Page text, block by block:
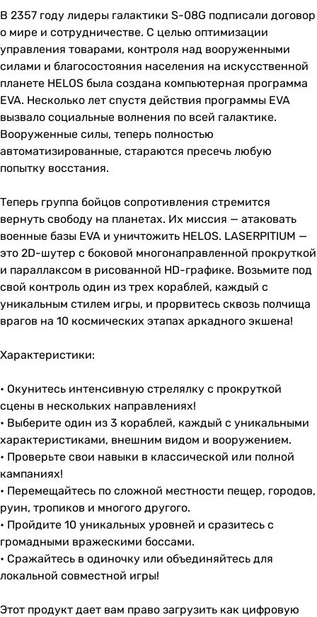
В 2357 году лидеры галактики S-08G подписали договор
о мире и сотрудничестве. С целью оптимизации
управления товарами, контроля над вооруженными
силами и благосостояния населения на искусственной
планете HELOS была создана компьютерная программа
EVA. Несколько лет спустя действия программы EVA
вызвало социальные волнения по всей галактике.
Вооруженные силы, теперь полностью
автоматизированные, стараются пресечь любую
попытку восстания.
Теперь группа бойцов сопротивления стремится
вернуть свободу на планетах. Их миссия — атаковать
военные базы EVA и уничтожить HELOS. LASERPITIUM —
это 2D-шутер с боковой многонаправленной прокруткой
и параллаксом в рисованной HD-графике. Возьмите под
свой контроль один из трех кораблей, каждый с
уникальным стилем игры, и прорвитесь сквозь полчища
врагов на 10 космических этапах аркадного экшена!
Характеристики:
• Окунитесь интенсивную стрелялку с прокруткой
сцены в нескольких направлениях!
• Выберите один из 3 кораблей, каждый с уникальными
характеристиками, внешним видом и вооружением.
• Проверьте свои навыки в классической или полной
кампаниях!
• Перемещайтесь по сложной местности пещер, городов,
руин, тропиков и многого другого.
• Пройдите 10 уникальных уровней и сразитесь с
громадными вражескими боссами.
• Сражайтесь в одиночку или объединяйтесь для
локальной совместной игры!
Этот продукт дает вам право загрузить как цифровую